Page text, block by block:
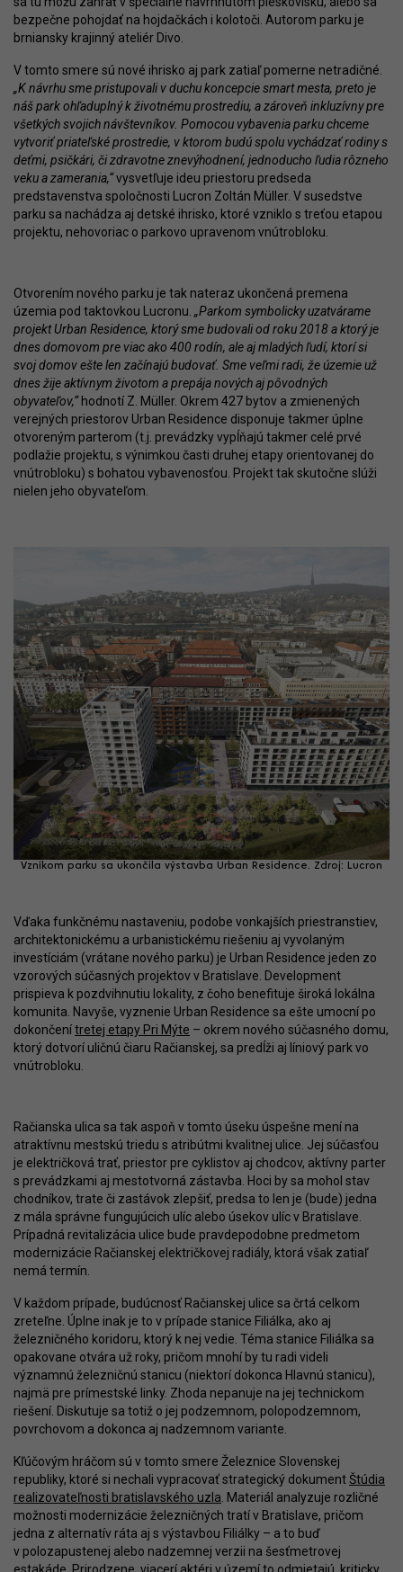
bezpečne pohojdať na hojdačkách i kolotoči. Autorom parku je
brniansky krajinný ateliér Divo.
V tomto smere sú nové ihrisko aj park zatiaľ pomerne netradičné.
„K návrhu sme pristupovali v duchu koncepcie smart mesta, preto je
náš park ohľaduplný k životnému prostrediu, a zároveň inkluzívny pre
všetkých svojich návštevníkov. Pomocou vybavenia parku chceme
vytvoriť priateľské prostredie, v ktorom budú spolu vychádzať rodiny s
deťmi, psičkári, či zdravotne znevýhodnení, jednoducho ľudia rôzneho
veku a zamerania,“vysvetľuje ideu priestoru predseda
predstavenstva spoločnosti Lucron Zoltán Müller. V susedstve
parku sa nachádza aj detské ihrisko, ktoré vzniklo s treťou etapou
projektu, nehovoriac o parkovo upravenom vnútrobloku.
Otvorením nového parku je tak nateraz ukončená premena
územia pod taktovkou Lucronu. „Parkom symbolicky uzatvárame
projekt Urban Residence, ktorý sme budovali od roku 2018 a ktorý je
dnes domovom pre viac ako 400 rodín, ale aj mladých ľudí, ktorí si
svoj domov ešte len začínajú budovať. Sme veľmi radi, že územie už
dnes žije aktívnym životom a prepája nových aj pôvodných
obyvateľov,“hodnotí Z. Müller. Okrem 427 bytov a zmienených
verejných priestorov Urban Residence disponuje takmer úplne
otvoreným parterom (t.j. prevádzky vypĺňajú takmer celé prvé
podlažie projektu, s výnimkou časti druhej etapy orientovanej do
vnútrobloku) s bohatou vybavenosťou. Projekt tak skutočne slúži
nielen jeho obyvateľom.
Vznikom parku sa ukončila výstavba Urban Residence. Zdroj: Lucron
Vďaka funkčnému nastaveniu, podobe vonkajších priestranstiev,
architektonickému a urbanistickému riešeniu aj vyvolaným
investíciám (vrátane nového parku) je Urban Residence jeden zo
vzorových súčasných projektov v Bratislave. Development
prispieva k pozdvihnutiu lokality, z čoho benefituje široká lokálna
komunita. Navyše, vyznenie Urban Residence sa ešte umocní po
dokončenítretej etapy Pri Mýte – okrem nového súčasného domu,
ktorý dotvorí uličnú čiaru Račianskej, sa predĺži aj líniový park vo
vnútrobloku.
Račianska ulica sa tak aspoň v tomto úseku úspešne mení na
atraktívnu mestskú triedu s atribútmi kvalitnej ulice. Jej súčasťou
je električková trať, priestor pre cyklistov aj chodcov, aktívny parter
s prevádzkami aj mestotvorná zástavba. Hoci by sa mohol stav
chodníkov, trate či zastávok zlepšiť, predsa to len je (bude) jedna
z mála správne fungujúcich ulíc alebo úsekov ulíc v Bratislave.
Prípadná revitalizácia ulice bude pravdepodobne predmetom
modernizácie Račianskej električkovej radiály, ktorá však zatiaľ
nemá termín.
V každom prípade, budúcnosť Račianskej ulice sa črtá celkom
zreteľne. Úplne inak je to v prípade stanice Filiálka, ako aj
železničného koridoru, ktorý k nej vedie. Téma stanice Filiálka sa
opakovane otvára už roky, pričom mnohí by tu radi videli
významnú železničnú stanicu (niektorí dokonca Hlavnú stanicu),
najmä pre prímestské linky. Zhoda nepanuje na jej technickom
riešení. Diskutuje sa totiž o jej podzemnom, polopodzemnom,
povrchovom a dokonca aj nadzemnom variante.
Kľúčovým hráčom sú v tomto smere Železnice Slovenskej
republiky, ktoré si nechali vypracovať strategický dokumentŠtúdia
realizovateľnosti bratislavského uzla . Materiál analyzuje rozličné
možnosti modernizácie železničných tratí v Bratislave, pričom
jedna z alternatív ráta aj s výstavbou Filiálky – a to buď
v polozapustenej alebo nadzemnej verzii na šesťmetrovej